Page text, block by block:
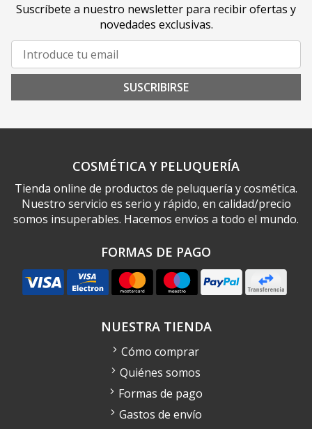
Suscríbete a nuestro newsletter para recibir ofertas y
novedades exclusivas.
SUSCRIBIRSE
COSMÉTICA Y PELUQUERÍA
Tienda online de productos de peluquería y cosmética.
Nuestro servicio es serio y rápido, en calidad/precio
somos insuperables. Hacemos envíos a todo el mundo.
FORMAS DE PAGO
NUESTRA TIENDA
Cómo comprar
Quiénes somos
Formas de pago
Gastos de envío